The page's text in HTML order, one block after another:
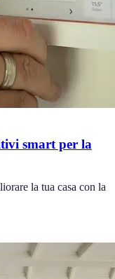
smart per la
la tua casa con la